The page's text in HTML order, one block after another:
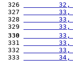
326
32,
327
33,
328
33,
329
33,
330
33,
331
33,
332
33,
333
34,